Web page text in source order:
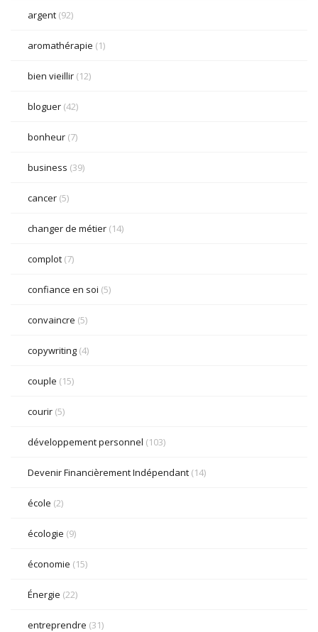
argent (92)
aromathérapie (1)
bien vieillir (12)
bloguer (42)
bonheur (7)
business (39)
cancer (5)
changer de métier (14)
complot (7)
confiance en soi (5)
convaincre (5)
copywriting (4)
couple (15)
courir (5)
développement personnel (103)
Devenir Financièrement Indépendant (14)
école (2)
écologie (9)
économie (15)
Énergie (22)
entreprendre (31)